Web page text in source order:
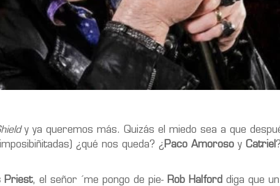
y ya queremos más. Quizás el miedo sea a que
¿qué nos queda? ¿ Paco Amoroso y Catriel
Priest, el señor ´me pongo de pie- Rob Halford diga que